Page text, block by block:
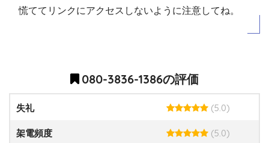
慌ててリンクにアクセスしないように注意してね。
080-3836-1386の評価
失礼 (5.0)
架電頻度 (5.0)